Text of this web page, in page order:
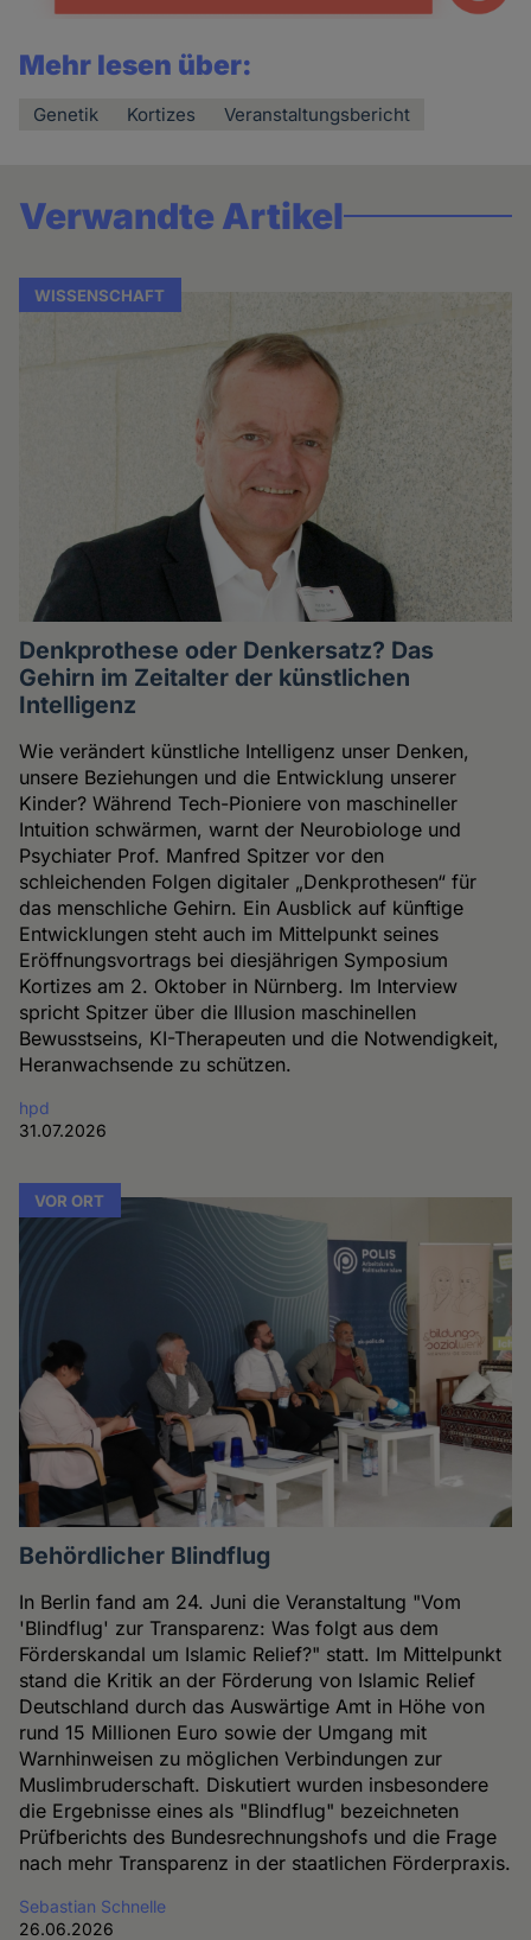
Mehr lesen über:
Genetik Kortizes Veranstaltungsbericht
Verwandte Artikel
WISSENSCHAFT
Denkprothese oder Denkersatz? Das
Gehirn im Zeitalter der künstlichen
Intelligenz
Wie verändert künstliche Intelligenz unser Denken,
unsere Beziehungen und die Entwicklung unserer
Kinder? Während Tech-Pioniere von maschineller
Intuition schwärmen, warnt der Neurobiologe und
Psychiater Prof. Manfred Spitzer vor den
schleichenden Folgen digitaler „Denkprothesen“ für
das menschliche Gehirn. Ein Ausblick auf künftige
Entwicklungen steht auch im Mittelpunkt seines
Eröffnungsvortrags bei diesjährigen Symposium
Kortizes am 2. Oktober in Nürnberg. Im Interview
spricht Spitzer über die Illusion maschinellen
Bewusstseins, KI-Therapeuten und die Notwendigkeit,
Heranwachsende zu schützen.
hpd
31.07.2026
VOR ORT
Behördlicher Blindflug
In Berlin fand am 24. Juni die Veranstaltung "Vom
'Blindflug' zur Transparenz: Was folgt aus dem
Förderskandal um Islamic Relief?" statt. Im Mittelpunkt
stand die Kritik an der Förderung von Islamic Relief
Deutschland durch das Auswärtige Amt in Höhe von
rund 15 Millionen Euro sowie der Umgang mit
Warnhinweisen zu möglichen Verbindungen zur
Muslimbruderschaft. Diskutiert wurden insbesondere
die Ergebnisse eines als "Blindflug" bezeichneten
Prüfberichts des Bundesrechnungshofs und die Frage
nach mehr Transparenz in der staatlichen Förderpraxis.
Sebastian Schnelle
26.06.2026